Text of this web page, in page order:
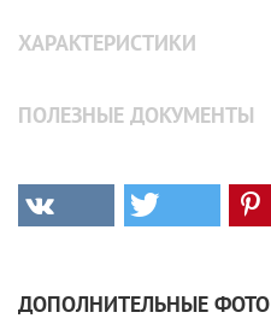
ХАРАКТЕРИСТИКИ
ПОЛЕЗНЫЕ ДОКУМЕНТЫ
ДОПОЛНИТЕЛЬНЫЕ ФОТО